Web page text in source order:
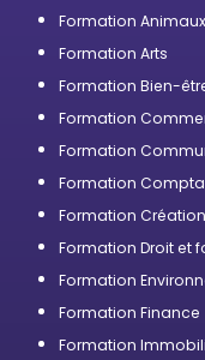
Formation
Formation Arts
Formation Bien-
Formation
Formation
Formation
Formation
Formation Droit et
Formation
Formation Finance
Formation